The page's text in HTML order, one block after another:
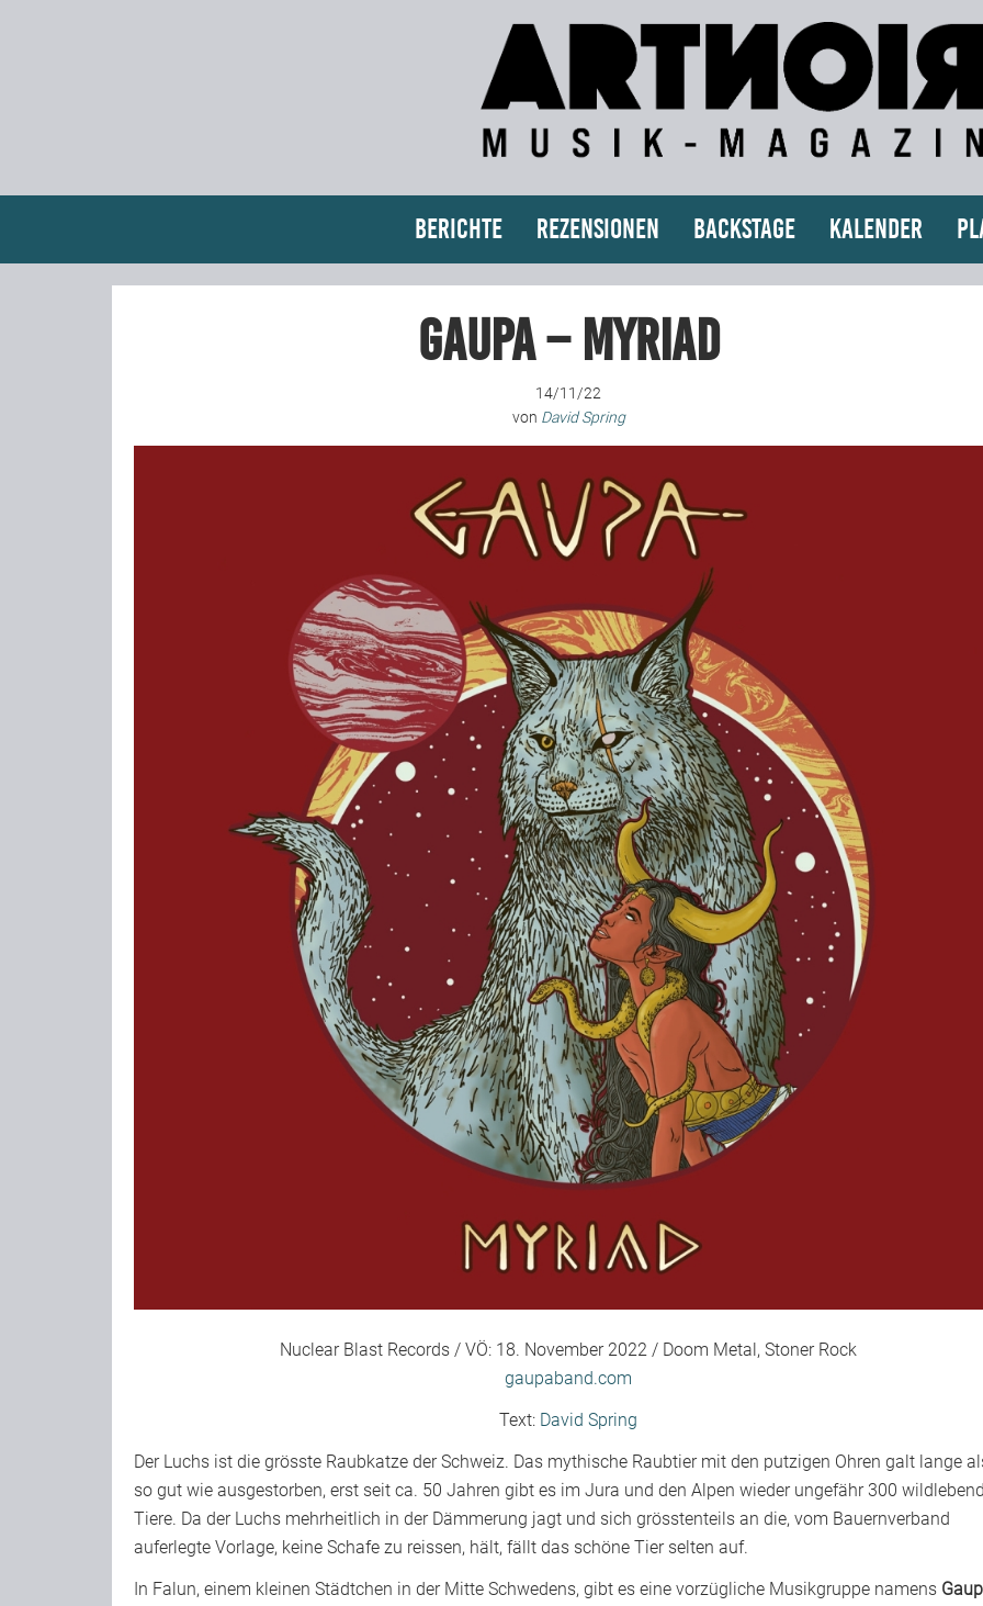
Berichte Rezensionen Backstage Kalender
Gaupa – Myriad
14/11/22
von David Spring
Nuclear Blast Records / VÖ: 18. November 2022 / Doom Metal, Stoner Rock
gaupaband.com
Text: David Spring
Der Luchs ist die grösste Raubkatze der Schweiz. Das mythische Raubtier mit den putzigen Ohren galt lange
so gut wie ausgestorben, erst seit ca. 50 Jahren gibt es im Jura und den Alpen wieder ungefähr 300
Tiere. Da der Luchs mehrheitlich in der Dämmerung jagt und sich grösstenteils an die, vom Bauernverband
auferlegte Vorlage, keine Schafe zu reissen, hält, fällt das schöne Tier selten auf.
In Falun, einem kleinen Städtchen in der Mitte Schwedens, gibt es eine vorzügliche Musikgruppe namens